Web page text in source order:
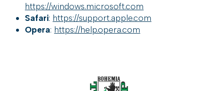
https://windows.microsoft.com
Safari: https://support.apple.com
Opera: https://help.opera.com